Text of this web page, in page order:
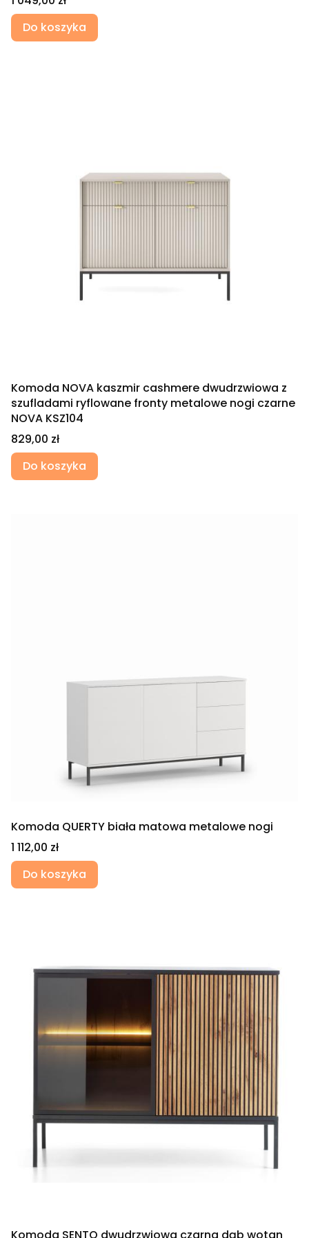
Do koszyka
Komoda NOVA kaszmir cashmere dwudrzwiowa z
szufladami ryflowane fronty metalowe nogi czarne
NOVA KSZ104
Cena
829,00 zł
Do koszyka
Komoda QUERTY biała matowa metalowe nogi
Cena
1 112,00 zł
Do koszyka